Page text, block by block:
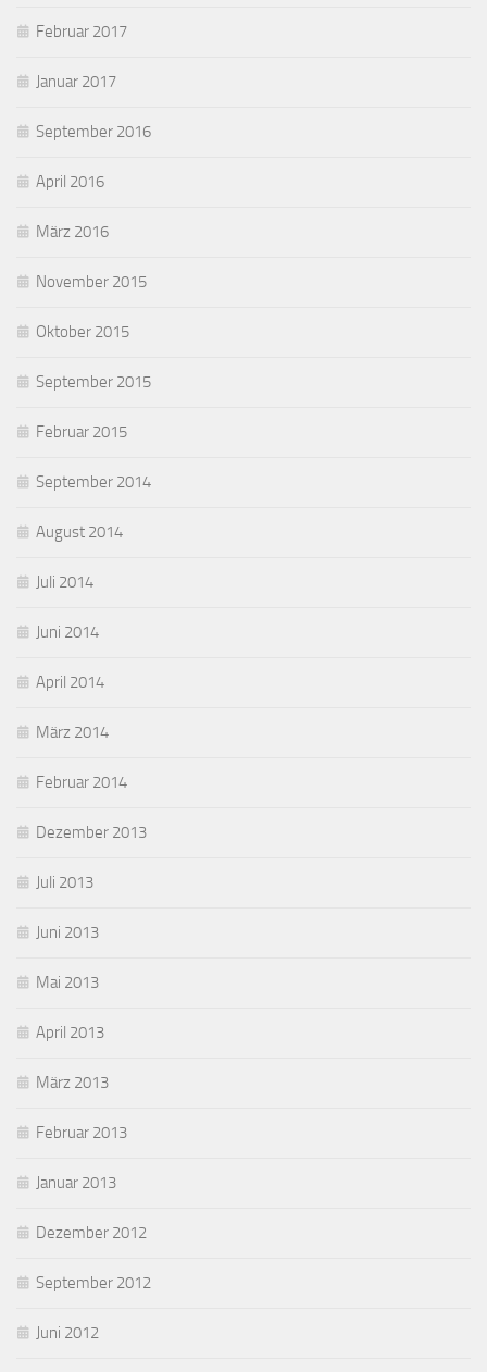
Februar 2017
Januar 2017
September 2016
April 2016
März 2016
November 2015
Oktober 2015
September 2015
Februar 2015
September 2014
August 2014
Juli 2014
Juni 2014
April 2014
März 2014
Februar 2014
Dezember 2013
Juli 2013
Juni 2013
Mai 2013
April 2013
März 2013
Februar 2013
Januar 2013
Dezember 2012
September 2012
Juni 2012